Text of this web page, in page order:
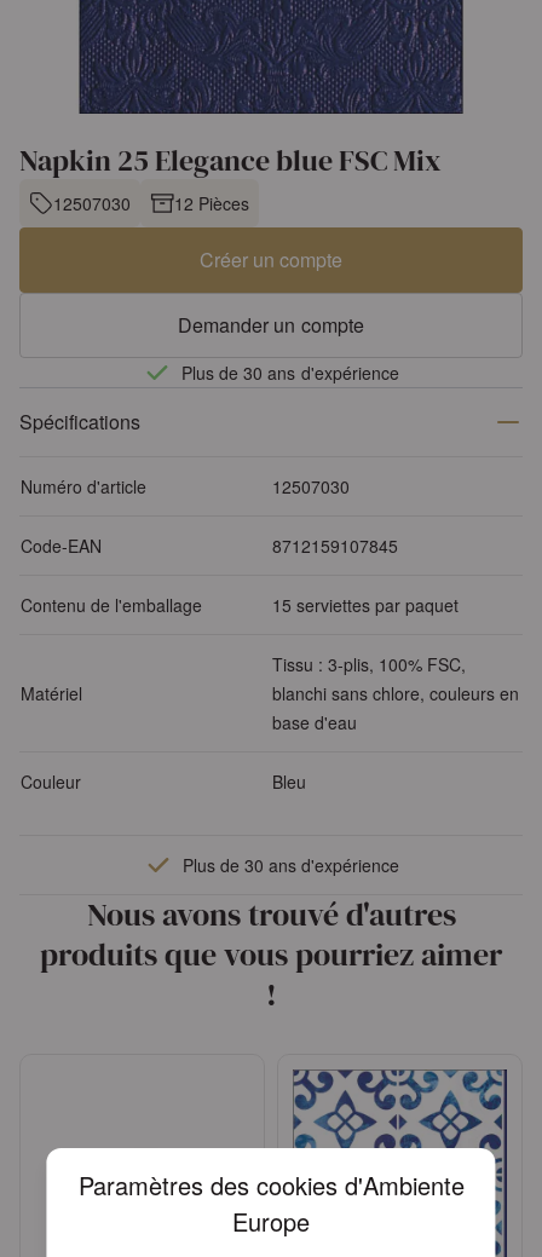
Paramètres des cookies d'Ambiente
Europe
Napkin 25 Elegance blue FSC Mix
12507030 12 Pièces
Créer un compte
Demander un compte
Plus de 30 ans d'expérience
Spécifications
Numéro d'article 12507030
Code-EAN 8712159107845
Contenu de l'emballage 15 serviettes par paquet
Matériel
Tissu : 3-plis, 100% FSC,
blanchi sans chlore, couleurs en
base d'eau
Couleur Bleu
Plus de 30 ans d'expérience
Nous avons trouvé d'autres
produits que vous pourriez aimer
!